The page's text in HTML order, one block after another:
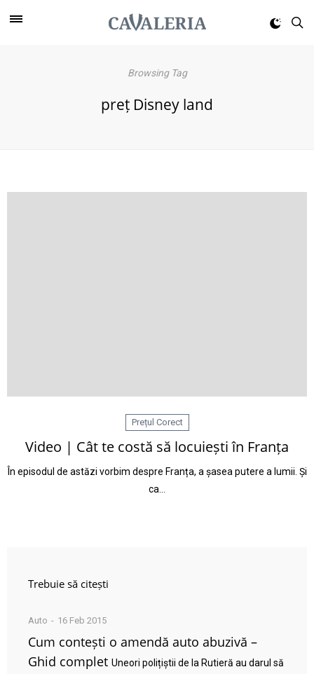
Browsing Tag
preț Disney land
Prețul Corect
Video | Cât te costă să locuiești în Franța
În episodul de astăzi vorbim despre Franța, a șasea putere a lumii. Și
ca…
Trebuie să citești
Auto 16 Feb 2015
Cum contești o amendă auto abuzivă –
Ghid complet Uneori polițiștii de la Rutieră au darul să